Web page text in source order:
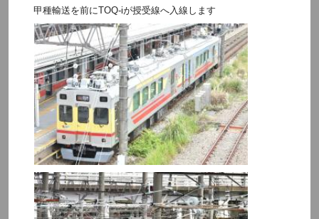
甲種輸送を前にTOQ-iが授受線へ入線します